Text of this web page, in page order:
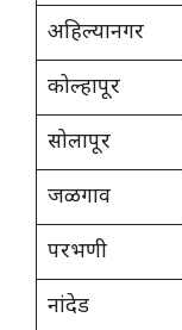
अहिल्यानगर
कोल्हापूर
सोलापूर
जळगाव
परभणी
नांदेड